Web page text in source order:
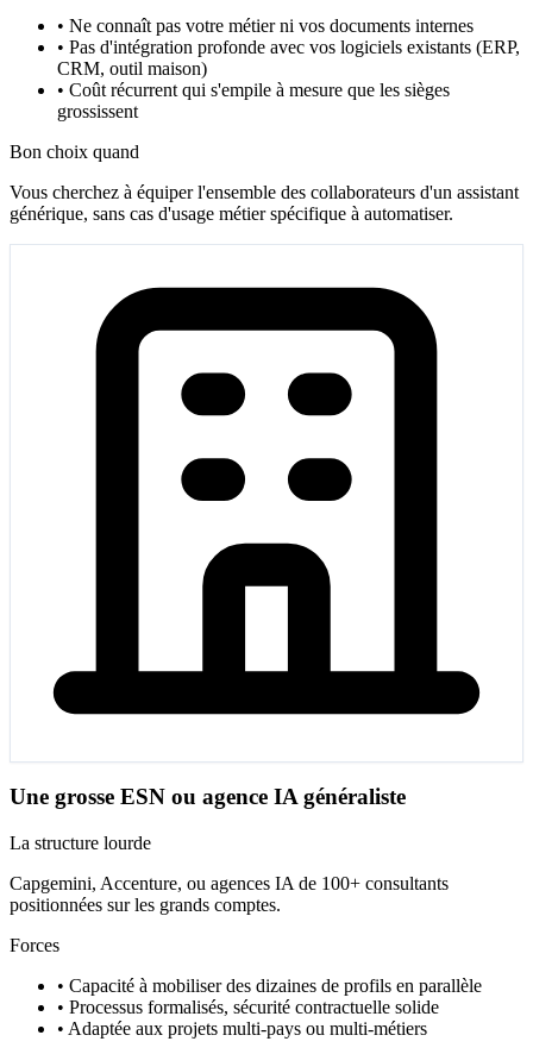
• Ne connaît pas votre métier ni vos documents internes
• Pas d'intégration profonde avec vos logiciels existants (ERP,
CRM, outil maison)
• Coût récurrent qui s'empile à mesure que les sièges
grossissent
Bon choix quand
Vous cherchez à équiper l'ensemble des collaborateurs d'un assistant
générique, sans cas d'usage métier spécifique à automatiser.
Une grosse ESN ou agence IA généraliste
La structure lourde
Capgemini, Accenture, ou agences IA de 100+ consultants
positionnées sur les grands comptes.
Forces
• Capacité à mobiliser des dizaines de profils en parallèle
• Processus formalisés, sécurité contractuelle solide
• Adaptée aux projets multi-pays ou multi-métiers